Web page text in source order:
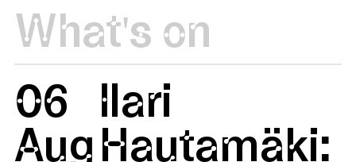
What's on
06
Aug
Ilari
Hautamäki: